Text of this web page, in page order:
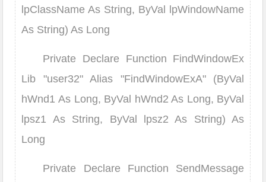
lpClassName As String, ByVal lpWindowName
As String) As Long
Private Declare Function FindWindowEx
Lib "user32" Alias "FindWindowExA" (ByVal
hWnd1 As Long, ByVal hWnd2 As Long, ByVal
lpsz1 As String, ByVal lpsz2 As String) As
Long
Private Declare Function SendMessage